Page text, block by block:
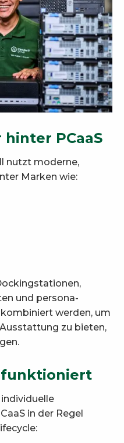
PCaaS
nutzt moderne,
Marken wie:
und persona-
werden, um
zu bieten,
funktioniert
in der Regel